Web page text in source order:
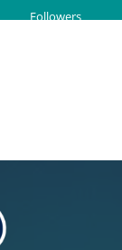
Followers